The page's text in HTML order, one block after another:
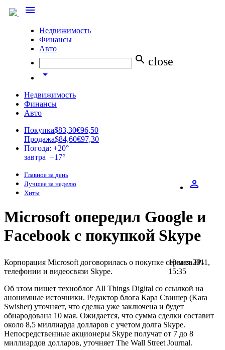
menu
Недвижимость
Финансы
Авто
search close
arrow_drop_down
Недвижимость
Финансы
Авто
Покупка$83,30€96,50
Продажа$84,60€97,30
Погода: +20°
завтра +17°
perm_identity
Главное за день
Лучшее за неделю
Хиты
Microsoft опередил Google и
Facebook с покупкой Skype
10 мая 2011,
15:35
Корпорация Microsoft договорилась о покупке сервиса IP-
телефонии и видеосвязи Skype.
Об этом пишет техноблог All Things Digital со ссылкой на
анонимные источники. Редактор блога Кара Свишер (Kara
Swisher) уточняет, что сделка уже заключена и будет
обнародована 10 мая. Ожидается, что сумма сделки составит
около 8,5 миллиарда долларов с учетом долга Skype.
Непосредственные акционеры Skype получат от 7 до 8
миллиардов долларов, уточняет The Wall Street Journal.